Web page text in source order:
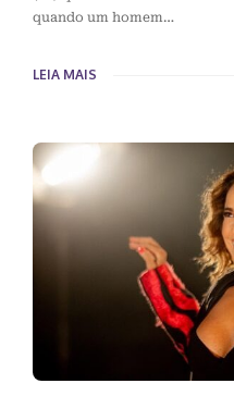
quando um homem…
LEIA MAIS